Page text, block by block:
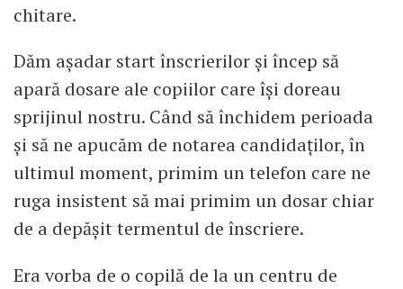
chitare.
Dăm așadar start înscrierilor și încep să
apară dosare ale copiilor care își doreau
sprijinul nostru. Când să închidem perioada
și să ne apucăm de notarea candidaților, în
ultimul moment, primim un telefon care ne
ruga insistent să mai primim un dosar chiar
de a depășit termentul de înscriere.
Era vorba de o copilă de la un centru de